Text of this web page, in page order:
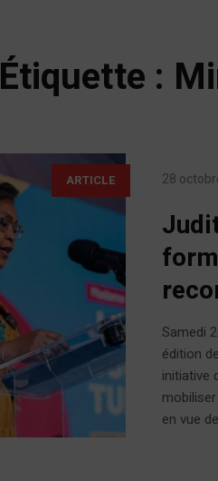
Étiquette :
ARTICLE 28
Samedi
édition
initiative
en vue